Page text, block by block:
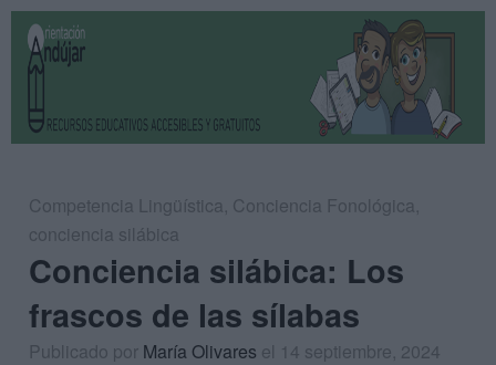
Competencia Lingüística, Conciencia Fonológica,
conciencia silábica
Conciencia silábica: Los
frascos de las sílabas
Publicado por María Olivares el 14 septiembre, 2024